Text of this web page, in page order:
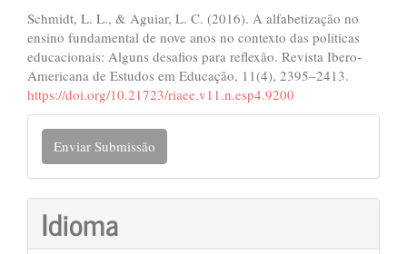
Schmidt, L. L., & Aguiar, L. C. (2016). A alfabetização no
ensino fundamental de nove anos no contexto das políticas
educacionais: Alguns desafios para reflexão. Revista Ibero-
Americana de Estudos em Educação, 11(4), 2395–2413.
https://doi.org/10.21723/riaee.v11.n.esp4.9200
Enviar
Submissão
Enviar Submissão
Idioma